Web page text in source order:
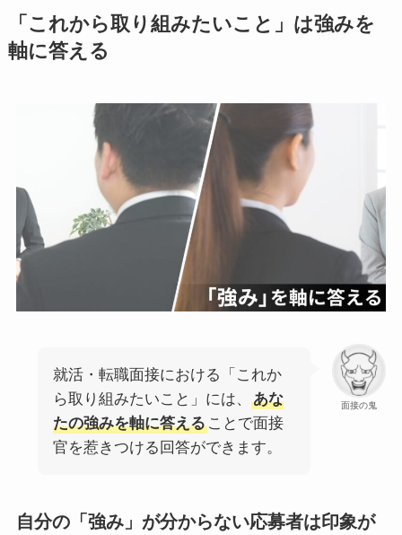
「これから取り組みたいこと」は強みを
軸に答える
面接の鬼
就活・転職面接における「これか
ら取り組みたいこと」には、
あな
たの強みを軸に答えることで面接
官を惹きつける回答ができます。
自分の「強み」が分からない応募者は印象が